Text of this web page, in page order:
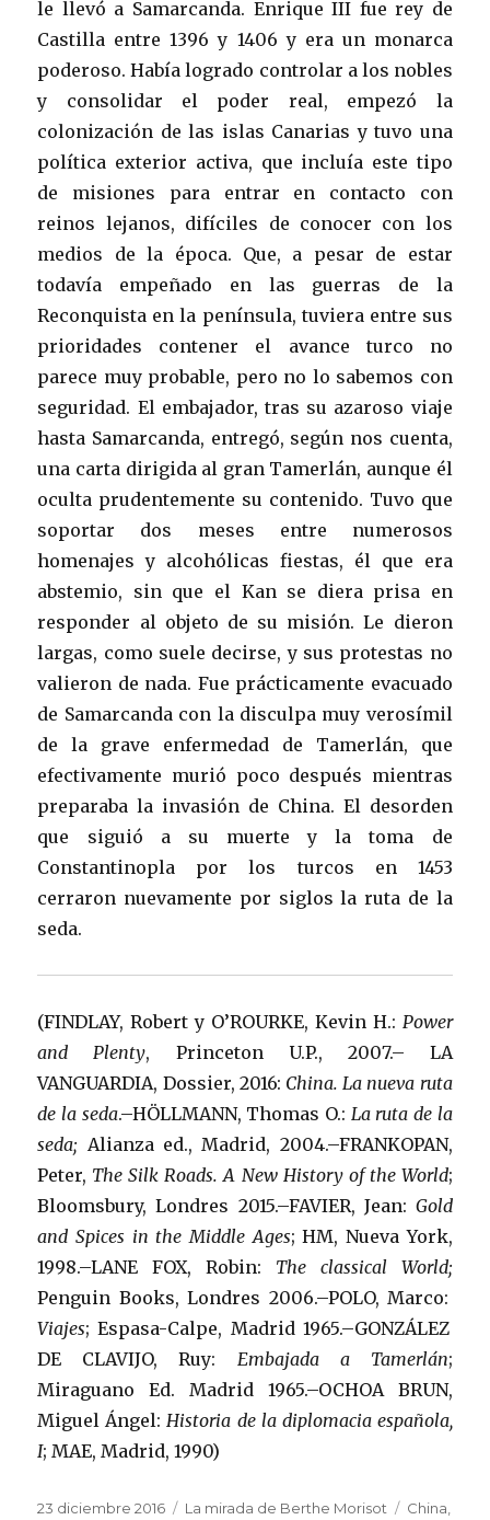
le llevó a Samarcanda. Enrique III fue rey de
Castilla entre 1396 y 1406 y era un monarca
poderoso. Había logrado controlar a los nobles
y consolidar el poder real, empezó la
colonización de las islas Canarias y tuvo una
política exterior activa, que incluía este tipo
de misiones para entrar en contacto con
reinos lejanos, difíciles de conocer con los
medios de la época. Que, a pesar de estar
todavía empeñado en las guerras de la
Reconquista en la península, tuviera entre sus
prioridades contener el avance turco no
parece muy probable, pero no lo sabemos con
seguridad. El embajador, tras su azaroso viaje
hasta Samarcanda, entregó, según nos cuenta,
una carta dirigida al gran Tamerlán, aunque él
oculta prudentemente su contenido. Tuvo que
soportar dos meses entre numerosos
homenajes y alcohólicas fiestas, él que era
abstemio, sin que el Kan se diera prisa en
responder al objeto de su misión. Le dieron
largas, como suele decirse, y sus protestas no
valieron de nada. Fue prácticamente evacuado
de Samarcanda con la disculpa muy verosímil
de la grave enfermedad de Tamerlán, que
efectivamente murió poco después mientras
preparaba la invasión de China. El desorden
que siguió a su muerte y la toma de
Constantinopla por los turcos en 1453
cerraron nuevamente por siglos la ruta de la
seda.
(FINDLAY, Robert y O’ROURKE, Kevin H.: Power
and Plenty, Princeton U.P., 2007.– LA
VANGUARDIA, Dossier, 2016: China. La nueva ruta
de la seda.–HÖLLMANN, Thomas O.: La ruta de la
seda; Alianza ed., Madrid, 2004.–FRANKOPAN,
Peter, The Silk Roads. A New History of the World;
Bloomsbury, Londres 2015.–FAVIER, Jean: Gold
and Spices in the Middle Ages; HM, Nueva York,
1998.–LANE FOX, Robin: The classical World;
Penguin Books, Londres 2006.–POLO, Marco:
Viajes; Espasa-Calpe, Madrid 1965.–GONZÁLEZ
DE CLAVIJO, Ruy: Embajada a Tamerlán;
Miraguano Ed. Madrid 1965.–OCHOA BRUN,
Miguel Ángel: Historia de la diplomacia española,
I; MAE, Madrid, 1990)
Publicado
23 diciembre 2016 Categorías
La mirada de Berthe Morisot Etiquetas
China,